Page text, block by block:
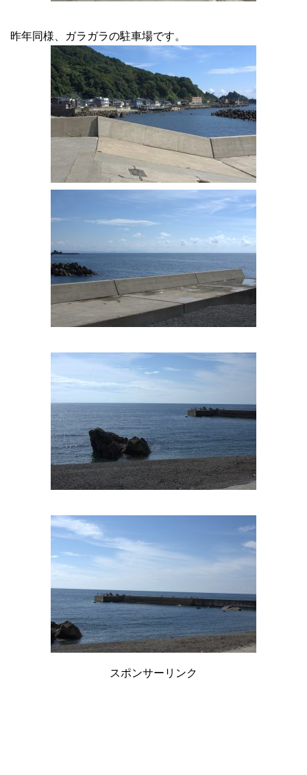
昨年同様、ガラガラの駐車場です。
スポンサーリンク